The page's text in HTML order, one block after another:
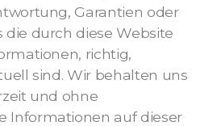
Garantien oder
die durch diese Website
richtig,
sind. Wir behalten uns
und ohne
Informationen auf dieser